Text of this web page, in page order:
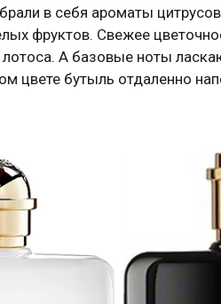
в себя ароматы
фруктов. Свежее
А базовые ноты
цвете бутыль отдаленно